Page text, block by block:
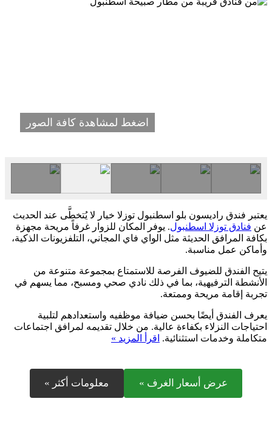
اضغط لمشاهدة كافة الصور
يعتبر فندق راديسون بلو اسطنبول توزلا خيار لا يُتخطَّى عند الحديث
عن فنادق توزلا اسطنبول. يوفر المكان للزوار غرفاً مريحة مجهزة
بكافة المرافق الحديثة مثل الواي فاي المجاني، التلفزيونات الذكية،
وأماكن عمل مناسبة.
يتيح الفندق للضيوف الفرصة للاستمتاع بمجموعة متنوعة من
الأنشطة الترفيهية، بما في ذلك نادي صحي ومسبح، مما يسهم في
تجربة إقامة مريحة وممتعة.
يعرف الفندق أيضًا بحسن ضيافة موظفيه واستعدادهم لتلبية
احتياجات النزلاء بكفاءة عالية. من خلال تقديمه لمرافق اجتماعات
متكاملة وخدمات استثنائية. اقرأ المزيد »
عرض أسعار الغرف » معلومات أكثر »